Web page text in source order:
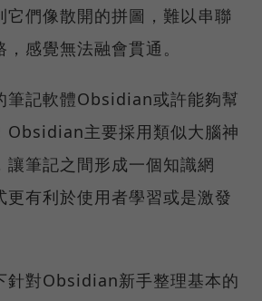
它們像散開的拼圖，難以串聯
感覺無法融會貫通。
筆記軟體Obsidian或許能夠幫
Obsidian主要採用類似大腦神
讓筆記之間形成一個知識網
更有利於使用者學習或是激發
針對Obsidian新手整理基本的